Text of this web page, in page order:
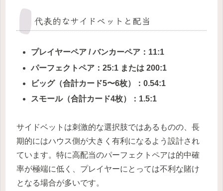
代表的なサイドベットと配当
プレイヤーペア / バンカーペア：11:1
パーフェクトペア：25:1 または 200:1
ビッグ（合計カード5〜6枚）：0.54:1
スモール（合計カード4枚）：1.5:1
サイドベットは刺激的な選択肢ではあるものの、長
期的にはハウス側が大きく有利になるよう設計され
ています。特に高配当のパーフェクトペアは的中確
率が極端に低く、プレイヤーにとっては不利な賭け
となる場合が多いです。